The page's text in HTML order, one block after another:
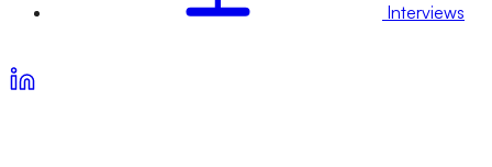
Interviews